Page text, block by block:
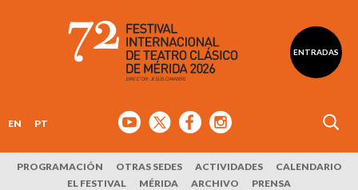
ENTRADAS
EN PT
PROGRAMACIÓN OTRAS SEDES ACTIVIDADES
CALENDARIO
EL FESTIVAL
MÉRIDA ARCHIVO PRENSA